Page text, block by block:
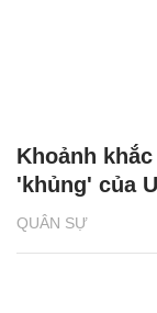
QUÂN SỰ
Khoảnh
'khủng' của